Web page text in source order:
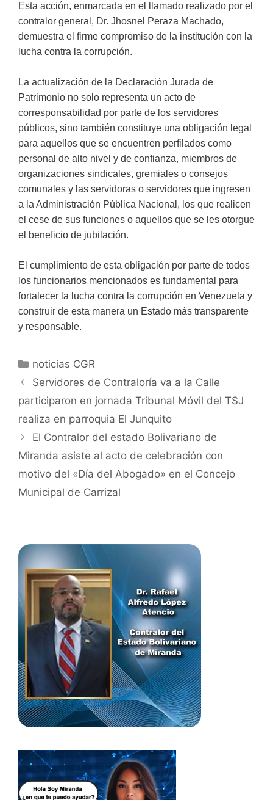
Esta acción, enmarcada en el llamado realizado por el
contralor general, Dr. Jhosnel Peraza Machado,
demuestra el firme compromiso de la institución con la
lucha contra la corrupción.
La actualización de la Declaración Jurada de
Patrimonio no solo representa un acto de
corresponsabilidad por parte de los servidores
públicos, sino también constituye una obligación legal
para aquellos que se encuentren perfilados como
personal de alto nivel y de confianza, miembros de
organizaciones sindicales, gremiales o consejos
comunales y las servidoras o servidores que ingresen
a la Administración Pública Nacional, los que realicen
el cese de sus funciones o aquellos que se les otorgue
el beneficio de jubilación.
El cumplimiento de esta obligación por parte de todos
los funcionarios mencionados es fundamental para
fortalecer la lucha contra la corrupción en Venezuela y
construir de esta manera un Estado más transparente
y responsable.
noticias CGR
Servidores de Contraloría va a la Calle
participaron en jornada Tribunal Móvil del TSJ
realiza en parroquia El Junquito
El Contralor del estado Bolivariano de
Miranda asiste al acto de celebración con
motivo del «Día del Abogado» en el Concejo
Municipal de Carrizal